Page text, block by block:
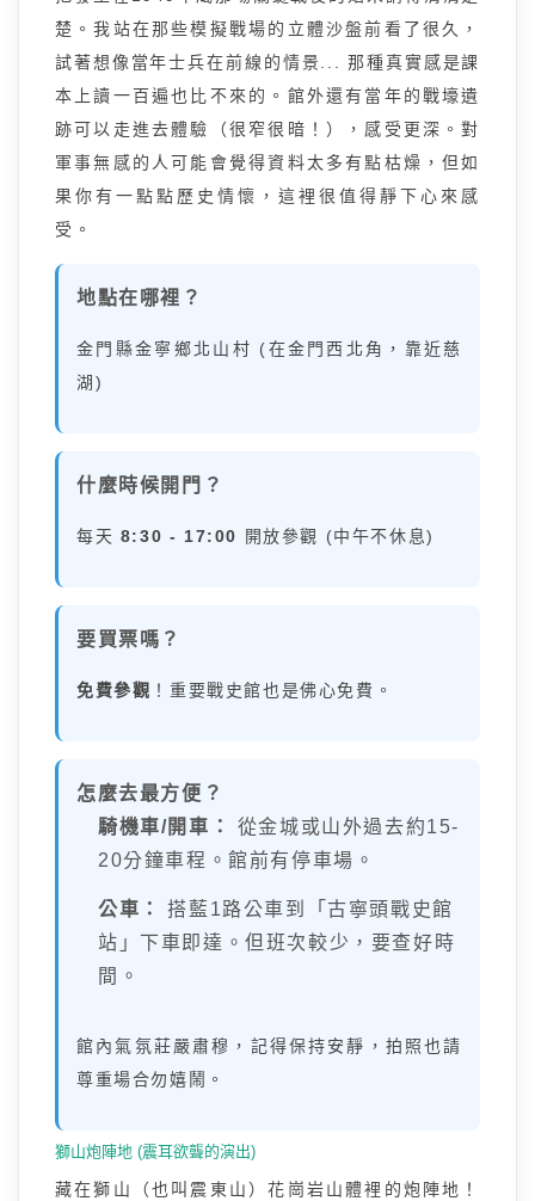
楚。我站在那些模擬戰場的立體沙盤前看了很久，
試著想像當年士兵在前線的情景... 那種真實感是課
本上讀一百遍也比不來的。館外還有當年的戰壕遺
跡可以走進去體驗（很窄很暗！），感受更深。對
軍事無感的人可能會覺得資料太多有點枯燥，但如
果你有一點點歷史情懷，這裡很值得靜下心來感
受。
地點在哪裡？
金門縣金寧鄉北山村 (在金門西北角，靠近慈
湖)
什麼時候開門？
每天 8:30 - 17:00 開放參觀 (中午不休息)
要買票嗎？
免費參觀 ！重要戰史館也是佛心免費。
怎麼去最方便？
騎機車/開車：
從金城或山外過去約15-
20分鐘車程。館前有停車場。
公車：
搭藍1路公車到「古寧頭戰史館
站」下車即達。但班次較少，要查好時
間。
館內氣氛莊嚴肅穆，記得保持安靜，拍照也請
尊重場合勿嬉鬧。
獅山炮陣地 (震耳欲聾的演出)
藏在獅山（也叫震東山）花崗岩山體裡的炮陣地！